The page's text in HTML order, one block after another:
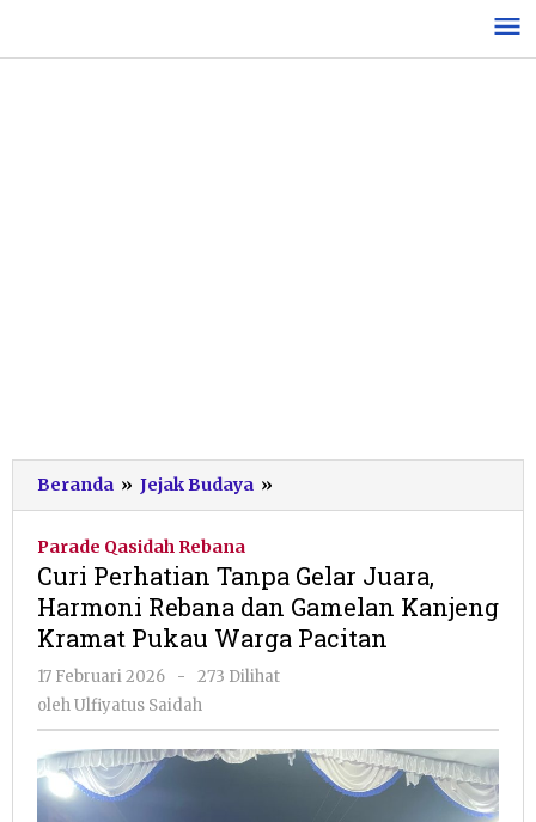
konten
Beranda » Jejak Budaya »
Perhatian
Juara,
Harmoni
Rebana
Gamelan
Kramat
Pukau
Warga
Parade Qasidah Rebana
Curi Perhatian Tanpa Gelar Juara,
Harmoni Rebana dan Gamelan Kanjeng
Kramat Pukau Warga Pacitan
17 Februari 2026
oleh
Ulfiyatus
-
273 Dilihat
olehUlfiyatus Saidah